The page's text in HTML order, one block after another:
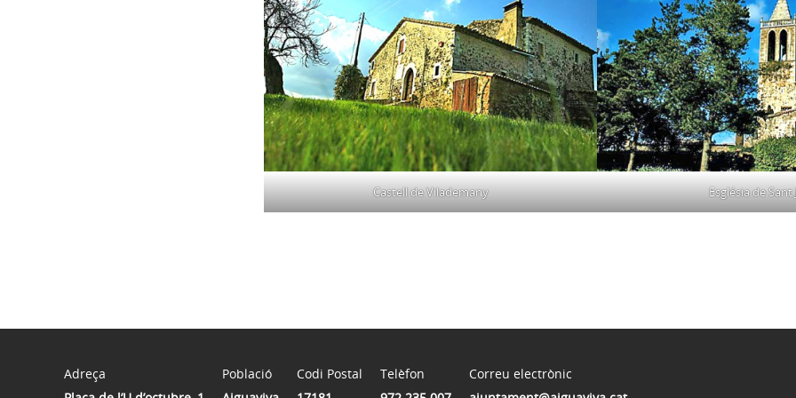
Castell de Vilademany Església de Sant
Adreça
Població
Codi Postal
Telèfon
Correu electrònic